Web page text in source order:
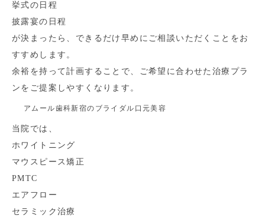
挙式の日程
披露宴の日程
が決まったら、できるだけ早めにご相談いただくことをお
すすめします。
余裕を持って計画することで、ご希望に合わせた治療プラ
ンをご提案しやすくなります。
アムール歯科新宿のブライダル口元美容
当院では、
ホワイトニング
マウスピース矯正
PMTC
エアフロー
セラミック治療